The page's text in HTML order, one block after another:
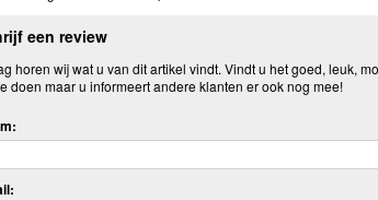
een review
horen wij wat u van dit artikel vindt. Vindt u het goed, leuk,
doen maar u informeert andere klanten er ook nog mee!